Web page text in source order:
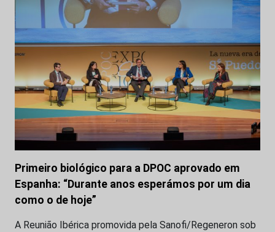
Primeiro biológico para a DPOC aprovado em
Espanha: “Durante anos esperámos por um dia
como o de hoje”
A Reunião Ibérica promovida pela Sanofi/Regeneron sob